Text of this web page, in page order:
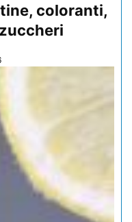
coloranti,